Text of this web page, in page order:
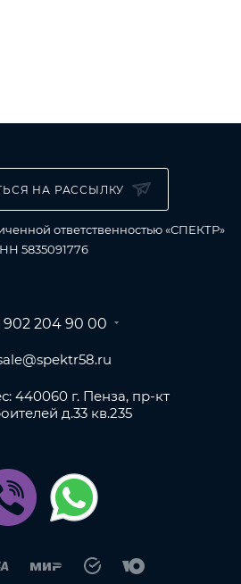
НА РАССЫЛКУ
ответственностью «СПЕКТР»
5835091776
902 204 90 00
440060 г. Пенза, пр-кт
д.33 кв.235